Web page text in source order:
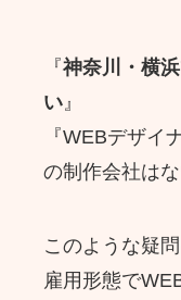
『神奈川・横
い』
『WEBデザイ
の制作会社はな
このような疑
雇用形態で